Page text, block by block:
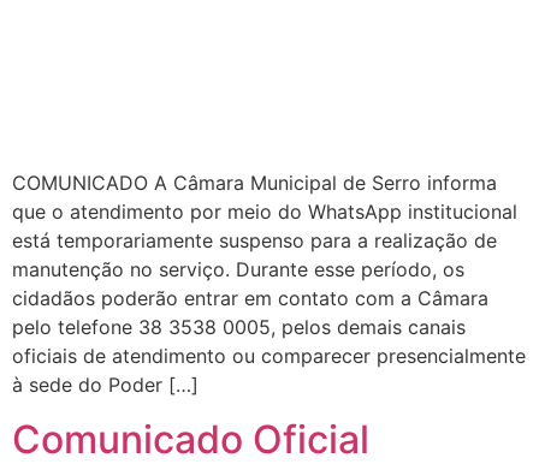
COMUNICADO A Câmara Municipal de Serro informa
que o atendimento por meio do WhatsApp institucional
está temporariamente suspenso para a realização de
manutenção no serviço. Durante esse período, os
cidadãos poderão entrar em contato com a Câmara
pelo telefone 38 3538 0005, pelos demais canais
oficiais de atendimento ou comparecer presencialmente
à sede do Poder […]
Comunicado Oficial